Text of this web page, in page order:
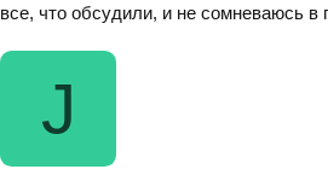
все, что обсудили, и не сомневаюсь в
J